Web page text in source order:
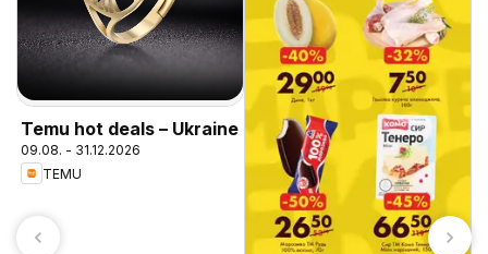
Temu hot deals – Ukraine
09.08. - 31.12.2026
TEMU